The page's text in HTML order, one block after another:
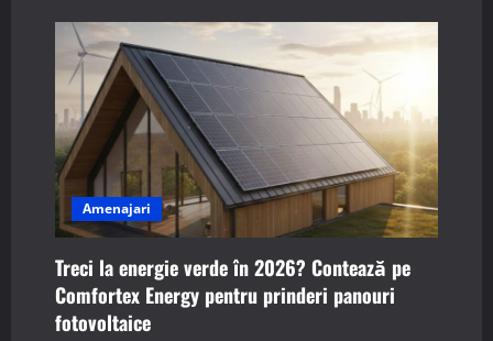
Amenajari
Treci la energie verde în 2026? Contează pe
Comfortex Energy pentru prinderi panouri
fotovoltaice